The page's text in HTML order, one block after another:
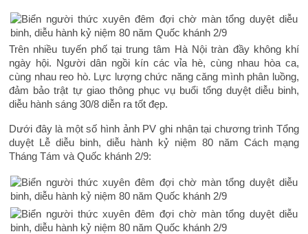
Trên nhiều tuyến phố tại trung tâm Hà Nội tràn đầy không khí
ngày hội. Người dân ngồi kín các vỉa hè, cùng nhau hòa ca,
cùng nhau reo hò. Lực lượng chức năng căng mình phân luồng,
đảm bảo trật tự giao thông phục vụ buổi tổng duyệt diễu binh,
diễu hành sáng 30/8 diễn ra tốt đẹp.
Dưới đây là một số hình ảnh PV ghi nhận tại chương trình Tổng
duyệt Lễ diễu binh, diễu hành kỷ niệm 80 năm Cách mạng
Tháng Tám và Quốc khánh 2/9: